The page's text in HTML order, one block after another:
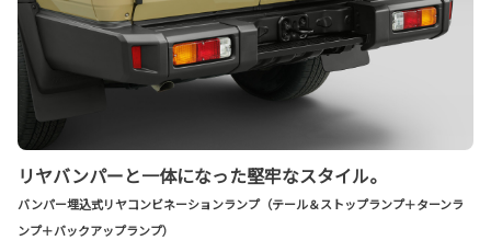
リヤバンパーと一体になった堅牢なスタイル。
バンパー埋込式リヤコンビネーションランプ（テール＆ストップランプ＋ターンラ
ンプ＋バックアップランプ）